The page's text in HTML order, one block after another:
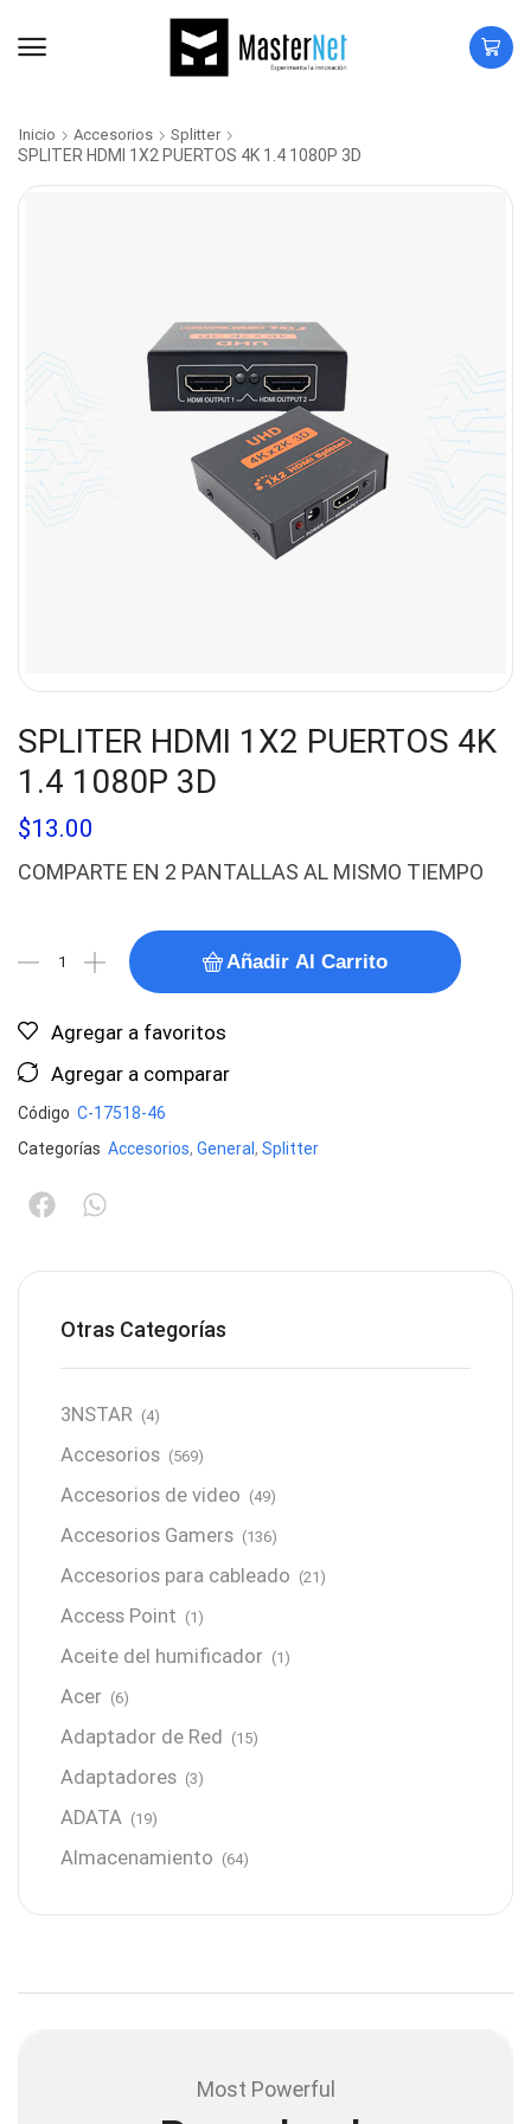
Inicio Accesorios Splitter
SPLITER HDMI 1X2 PUERTOS 4K 1.4 1080P 3D
SPLITER HDMI 1X2 PUERTOS 4K
1.4 1080P 3D
$13.00
COMPARTE EN 2 PANTALLAS AL MISMO TIEMPO
Añadir Al Carrito
Agregar a favoritos
Agregar a comparar
Código C-17518-46
Categorías Accesorios, General , Splitter
Otras Categorías
3NSTAR (4)
Accesorios (569)
Accesorios de video (49)
Accesorios Gamers (136)
Accesorios para cableado (21)
Access Point (1)
Aceite del humificador (1)
Acer (6)
Adaptador de Red (15)
Adaptadores (3)
ADATA (19)
Almacenamiento (64)
Most Powerful